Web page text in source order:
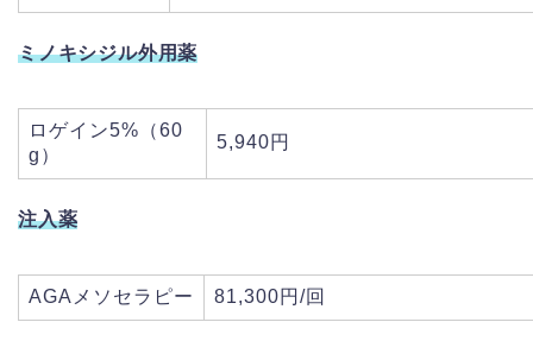
ミノキシジル外用薬
ロゲイン5%（60
g）
5,940円
注入薬
AGAメソセラピー 81,300円/回